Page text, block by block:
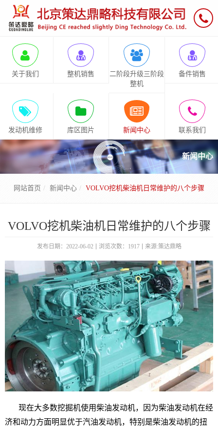
关于我们 整机销售
二阶段升级三阶段
整机
备件销售
发动机维修 库区图片 新闻中心 联系我们
新闻中心
网站首页 新闻中心 VOLVO挖机柴油机日常维护的八个步骤
VOLVO挖机柴油机日常维护的八个步骤
发布日期：2022-06-02 浏览次数：1917 来源:策达鼎略
现在大多数挖掘机使用柴油发动机，因为柴油发动机在经
济和动力方面明显优于汽油发动机，特别是柴油发动机的扭